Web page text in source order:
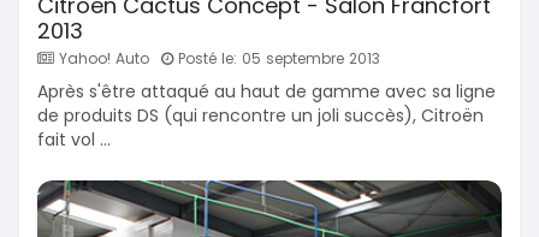
2013
Yahoo! Auto Posté le: 05 septembre 2013
Après s'être attaqué au haut de gamme avec sa ligne
de produits DS (qui rencontre un joli succès), Citroën
fait vol ...